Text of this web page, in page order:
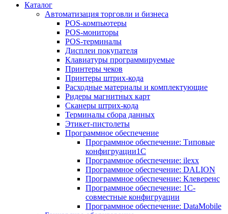
Каталог
Автоматизация торговли и бизнеса
POS-компьютеры
POS-мониторы
POS-терминалы
Дисплеи покупателя
Клавиатуры программируемые
Принтеры чеков
Принтеры штрих-кода
Расходные материалы и комплектующие
Ридеры магнитных карт
Сканеры штрих-кода
Терминалы сбора данных
Этикет-пистолеты
Программное обеспечение
Программное обеспечение: Типовые
конфигруации1С
Программное обеспечение: ilexx
Программное обеспечение: DALION
Программное обеспечение: Клеверенс
Программное обеспечение: 1С-
совместные конфигруации
Программное обеспечение: DataMobile